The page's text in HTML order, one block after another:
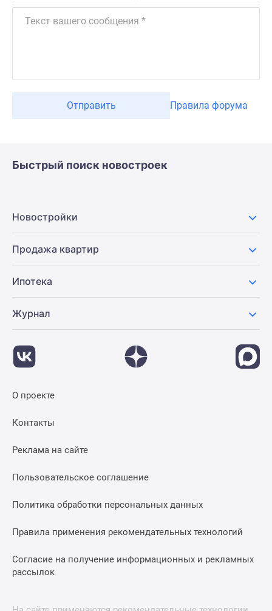
Отправить Правила форума
Быстрый поиск новостроек
Новостройки
Продажа квартир
Ипотека
Журнал
О проекте
Контакты
Реклама на сайте
Пользовательское соглашение
Политика обработки персональных данных
Правила применения рекомендательных технологий
Согласие на получение информационных и рекламных
рассылок